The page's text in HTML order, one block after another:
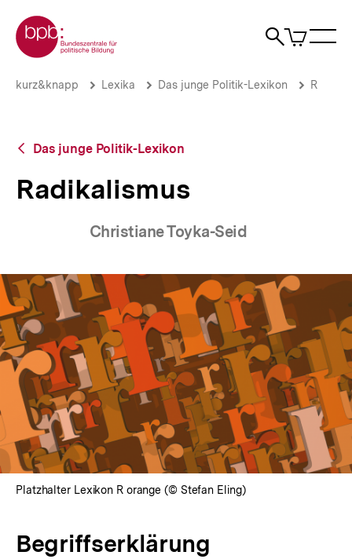
zum
Seiteninhalt
springen
Zur Startseite der bpb
Suche
Artikel
im
Radikalismus
Brotkrümelnavigation
Pfadnavigation
kurz&knapp Lexika Das junge Politik-Lexikon R
Zurück
Übersicht
Das junge Politik-Lexikon
Radikalismus
Christiane Toyka-Seid
Platzhalter Lexikon R orange (© Stefan Eling)
Begriffserklärung